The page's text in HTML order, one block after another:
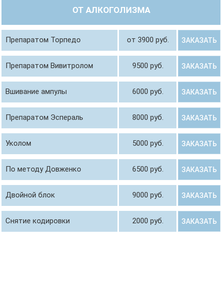
ОТ АЛКОГОЛИЗМА
Препаратом Торпедо от 3900 руб. ЗАКАЗАТЬ
Препаратом Вивитролом 9500 руб. ЗАКАЗАТЬ
Вшивание ампулы 6000 руб. ЗАКАЗАТЬ
Препаратом Эспераль 8000 руб. ЗАКАЗАТЬ
Уколом 5000 руб. ЗАКАЗАТЬ
По методу Довженко 6500 руб. ЗАКАЗАТЬ
Двойной блок 9000 руб. ЗАКАЗАТЬ
Снятие кодировки 2000 руб. ЗАКАЗАТЬ